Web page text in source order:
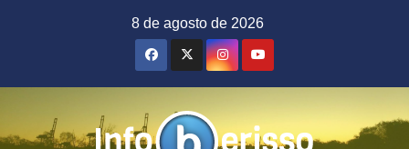
8 de agosto de 2026